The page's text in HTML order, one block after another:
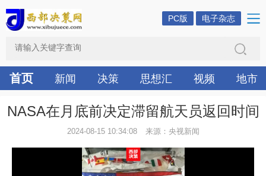
PC版 电子杂志
首页 新闻 决策 思想汇 视频 地市
NASA在月底前决定滞留航天员返回时间
2024-08-15 10:34:08 来源：央视新闻